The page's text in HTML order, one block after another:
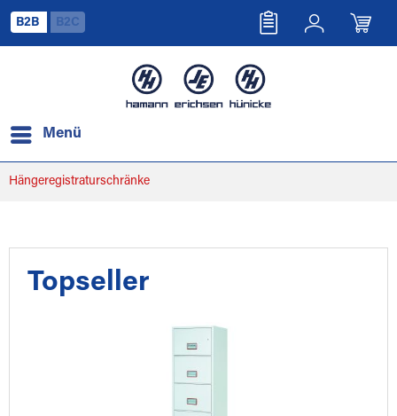
B2B B2C
Menü
Hängeregistraturschränke
Topseller